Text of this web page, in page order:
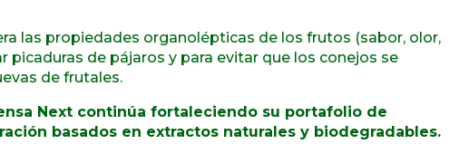
las propiedades organolépticas de los frutos (sabor, olor,
picaduras de pájaros y para evitar que los conejos se
de frutales.
Next continúa fortaleciendo su portafolio de
basados en extractos naturales y biodegradables.